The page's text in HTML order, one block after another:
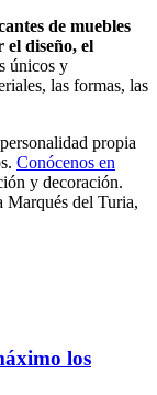
de muebles
el diseño, el
únicos y
las formas, las
propia
Conócenos en
y decoración.
Marqués del Turia,
los